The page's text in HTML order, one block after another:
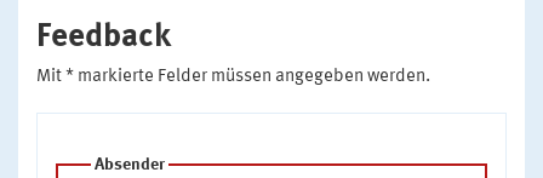
Feedback
Mit * markierte Felder müssen angegeben werden.
Absender